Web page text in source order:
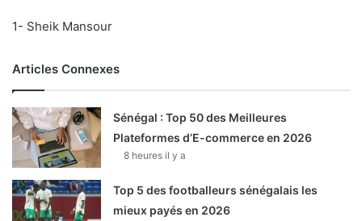
1- Sheik Mansour
Articles Connexes
Sénégal : Top 50 des Meilleures
Plateformes d’E-commerce en 2026
8 heures il y a
Top 5 des footballeurs sénégalais les
mieux payés en 2026